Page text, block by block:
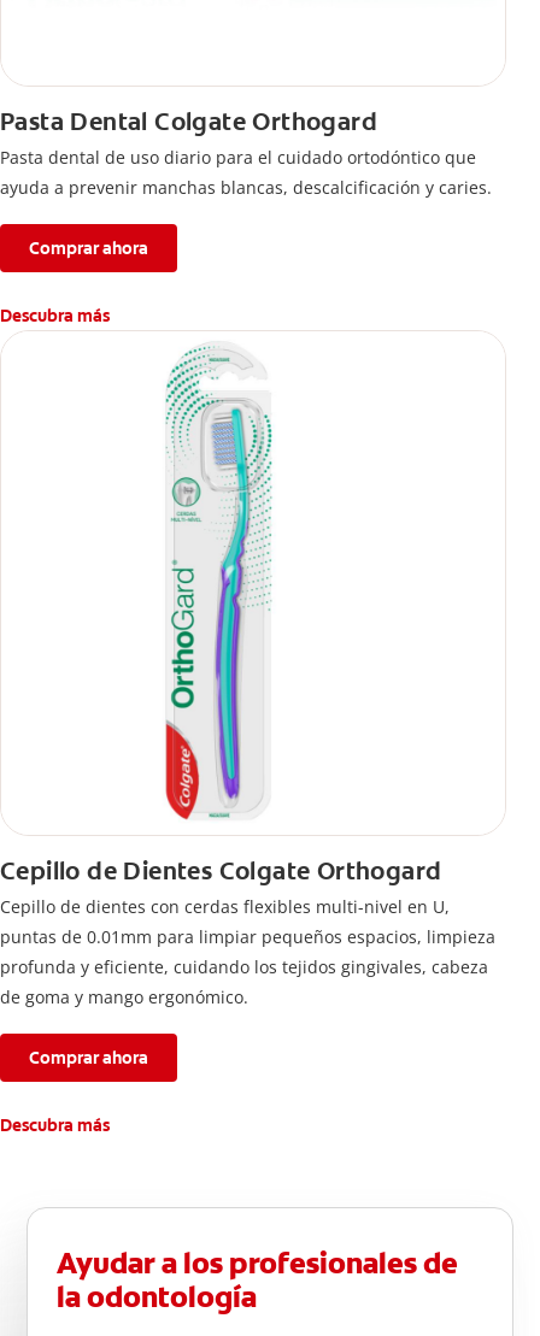
Pasta Dental Colgate Orthogard
Pasta dental de uso diario para el cuidado ortodóntico que
ayuda a prevenir manchas blancas, descalcificación y caries.
Comprar ahora
Descubra más
Cepillo de Dientes Colgate Orthogard
Cepillo de dientes con cerdas flexibles multi-nivel en U,
puntas de 0.01mm para limpiar pequeños espacios, limpieza
profunda y eficiente, cuidando los tejidos gingivales, cabeza
de goma y mango ergonómico.
Comprar ahora
Descubra más
Ayudar a los profesionales de
la odontología